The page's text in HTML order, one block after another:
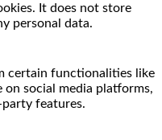
It does not store
personal data.
certain functionalities like
social media platforms,
features.